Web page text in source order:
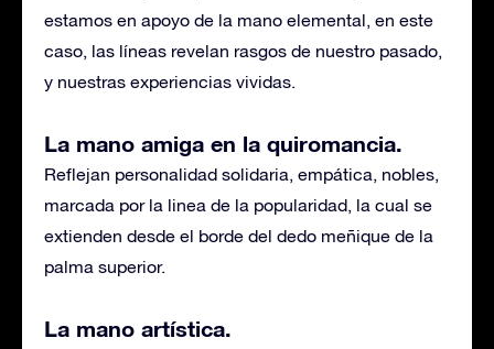
estamos en apoyo de la mano elemental, en este
caso, las líneas revelan rasgos de nuestro pasado,
y nuestras experiencias vividas.
La mano amiga en la quiromancia.
Reflejan personalidad solidaria, empática, nobles,
marcada por la linea de la popularidad, la cual se
extienden desde el borde del dedo meñique de la
palma superior.
La mano artística.